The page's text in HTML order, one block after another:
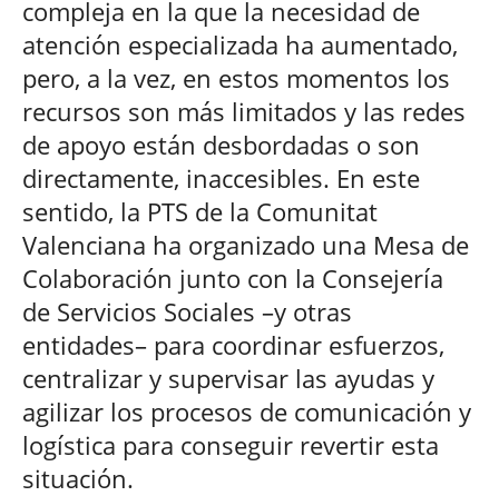
compleja en la que la necesidad de
atención especializada ha aumentado,
pero, a la vez, en estos momentos los
recursos son más limitados y las redes
de apoyo están desbordadas o son
directamente, inaccesibles. En este
sentido, la PTS de la Comunitat
Valenciana ha organizado una Mesa de
Colaboración junto con la Consejería
de Servicios Sociales –y otras
entidades– para coordinar esfuerzos,
centralizar y supervisar las ayudas y
agilizar los procesos de comunicación y
logística para conseguir revertir esta
situación.